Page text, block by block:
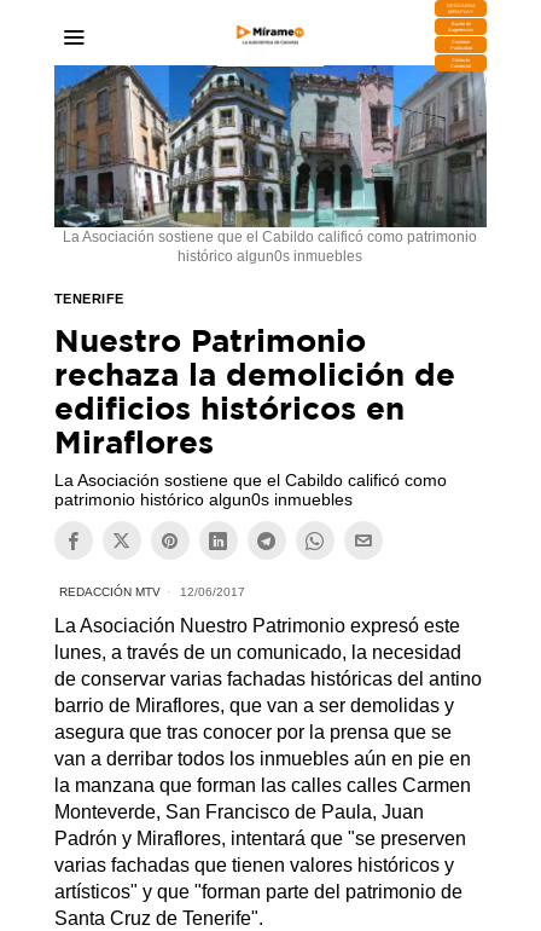
DESCARGA
MIRAPLAY
Buzón de
Sugerencias
Contratar
Publicidad
Contacto
Comercial
La Asociación sostiene que el Cabildo calificó como patrimonio
histórico algun0s inmuebles
TENERIFE
Nuestro Patrimonio
rechaza la demolición de
edificios históricos en
Miraflores
La Asociación sostiene que el Cabildo calificó como
patrimonio histórico algun0s inmuebles
REDACCIÓN MTV 12/06/2017
La Asociación Nuestro Patrimonio expresó este
lunes, a través de un comunicado, la necesidad
de conservar varias fachadas históricas del antino
barrio de Miraflores, que van a ser demolidas y
asegura que tras conocer por la prensa que se
van a derribar todos los inmuebles aún en pie en
la manzana que forman las calles calles Carmen
Monteverde, San Francisco de Paula, Juan
Padrón y Miraflores, intentará que "se preserven
varias fachadas que tienen valores históricos y
artísticos" y que "forman parte del patrimonio de
Santa Cruz de Tenerife".